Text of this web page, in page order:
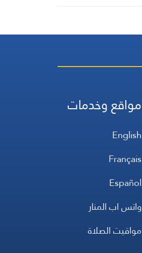
مواقع وخدمات
English
Français
Español
واتس اب المنار
مواقيت الصلاة